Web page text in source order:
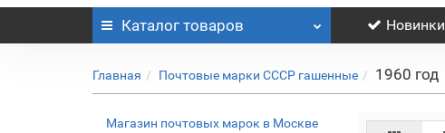
Каталог товаров Новинки
Главная Почтовые марки СССР гашенные 1960 год
Магазин почтовых марок в Москве